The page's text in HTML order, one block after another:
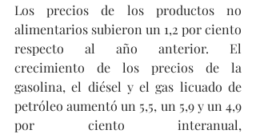
Los precios de los productos no
alimentarios subieron un 1,2 por ciento
respecto al año anterior. El
crecimiento de los precios de la
gasolina, el diésel y el gas licuado de
petróleo aumentó un 5,5, un 5,9 y un 4,9
por ciento interanual,